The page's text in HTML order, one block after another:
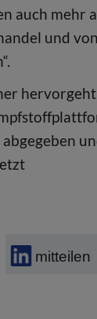
auch mehr
und
mitteilen